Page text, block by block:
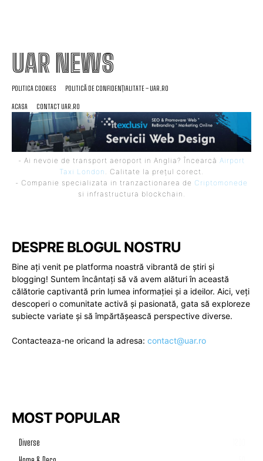
UAR NEWS
POLITICA COOKIES POLITICĂ DE CONFIDENȚIALITATE – UAR.RO
ACASA CONTACT UAR.RO
- Ai nevoie de transport aeroport in Anglia? Încearcă Airport
Taxi London
. Calitate la prețul corect.
- Companie specializata in tranzactionarea de Criptomonede
si infrastructura blockchain.
DESPRE BLOGUL NOSTRU
Bine ați venit pe platforma noastră vibrantă de știri și
blogging! Suntem încântați să vă avem alături în această
călătorie captivantă prin lumea informației și a ideilor. Aici, veți
descoperi o comunitate activă și pasionată, gata să exploreze
subiecte variate și să împărtășească perspective diverse.
Contacteaza-ne oricand la adresa: contact@uar.ro
MOST POPULAR
Diverse